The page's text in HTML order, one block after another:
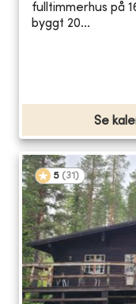
fulltimmerhus på
byggt 20...
Se
5 (31 )